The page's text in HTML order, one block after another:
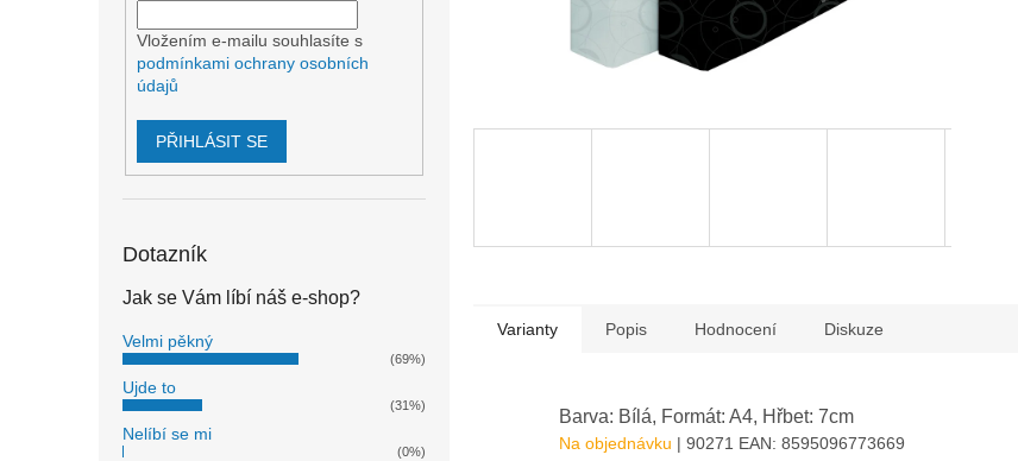
Vložením e-mailu souhlasíte s
podmínkami ochrany osobních
údajů
PŘIHLÁSIT SE
Dotazník
Jak se Vám líbí náš e-shop?
Velmi pěkný
(69%)
Ujde to
(31%)
Nelíbí se mi
(0%)
Varianty Popis Hodnocení Diskuze
Barva: Bílá, Formát: A4, Hřbet: 7cm
Na objednávku | 90271 EAN: 8595096773669